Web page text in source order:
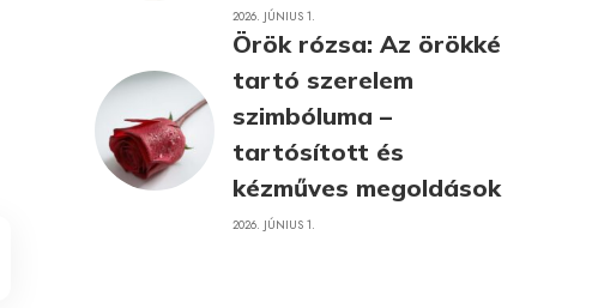
2026. JÚNIUS 1.
Örök rózsa: Az örökké
tartó szerelem
szimbóluma –
tartósított és
kézműves megoldások
2026. JÚNIUS 1.